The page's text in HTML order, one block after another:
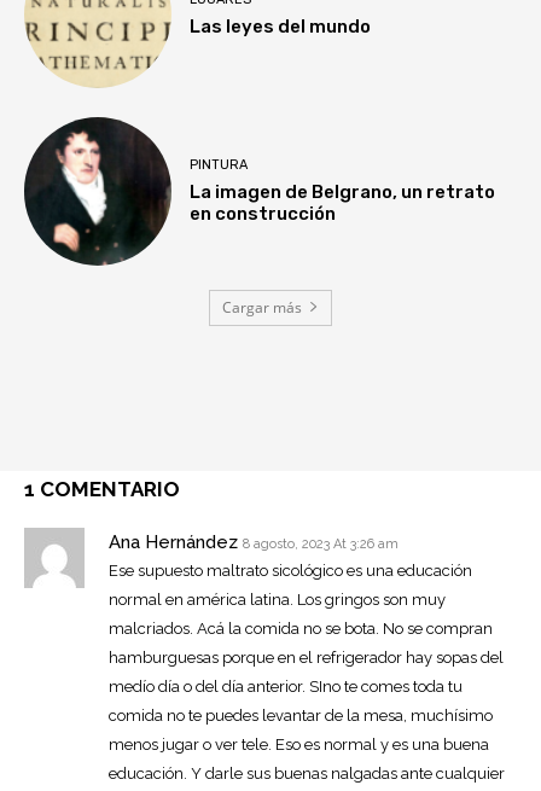
Las leyes del mundo
PINTURA
La imagen de Belgrano, un retrato
en construcción
Cargar más
1 COMENTARIO
Ana Hernández 8 agosto, 2023 At 3:26 am
Ese supuesto maltrato sicológico es una educación
normal en américa latina. Los gringos son muy
malcriados. Acá la comida no se bota. No se compran
hamburguesas porque en el refrigerador hay sopas del
medío día o del día anterior. SIno te comes toda tu
comida no te puedes levantar de la mesa, muchísimo
menos jugar o ver tele. Eso es normal y es una buena
educación. Y darle sus buenas nalgadas ante cualquier